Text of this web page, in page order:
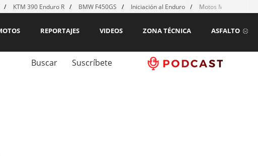
KTM 390 Enduro R BMW F450GS Iniciación al Enduro Motos MX para
ASFALTO
ZONA TÉCNICA
VIDEOS
REPORTAJES
Buscar Suscríbete